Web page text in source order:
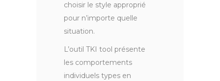
choisir le style approprié
pour n’importe quelle
situation.
L’outil TKI tool présente
les comportements
individuels types en